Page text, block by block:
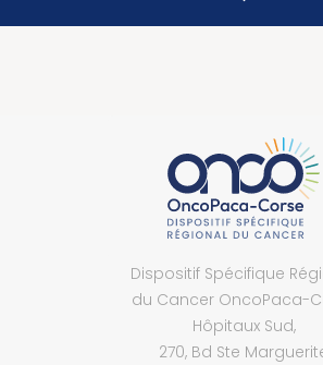
Dispositif Spécifique
du Cancer OncoPaca-
Hôpitaux Sud,
270, Bd Ste